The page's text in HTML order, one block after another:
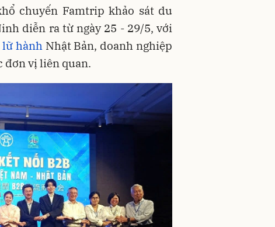
chuyến Famtrip khảo sát du
diễn ra từ ngày 25 - 29/5, với
lữ hànhNhật Bản, doanh nghiệp
đơn vị liên quan.